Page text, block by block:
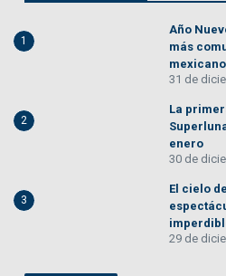
1
Año
más
31 de
2
La
enero
30 de
3
El cielo
29 de